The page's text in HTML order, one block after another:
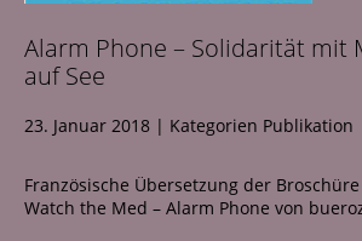
Alarm Phone – Solidarität mit
auf See
23. Januar 2018 | Kategorien Publikation
Französische Übersetzung der
Watch the Med – Alarm Phone von